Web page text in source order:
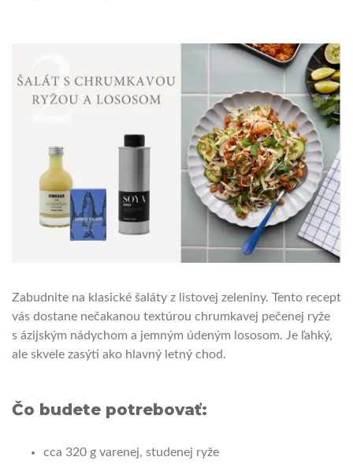
Zabudnite na klasické šaláty z listovej zeleniny. Tento recept
vás dostane nečakanou textúrou chrumkavej pečenej ryže
s ázijským nádychom a jemným údeným lososom. Je ľahký,
ale skvele zasýti ako hlavný letný chod.
Čo budete potrebovať:
cca 320 g varenej, studenej ryže